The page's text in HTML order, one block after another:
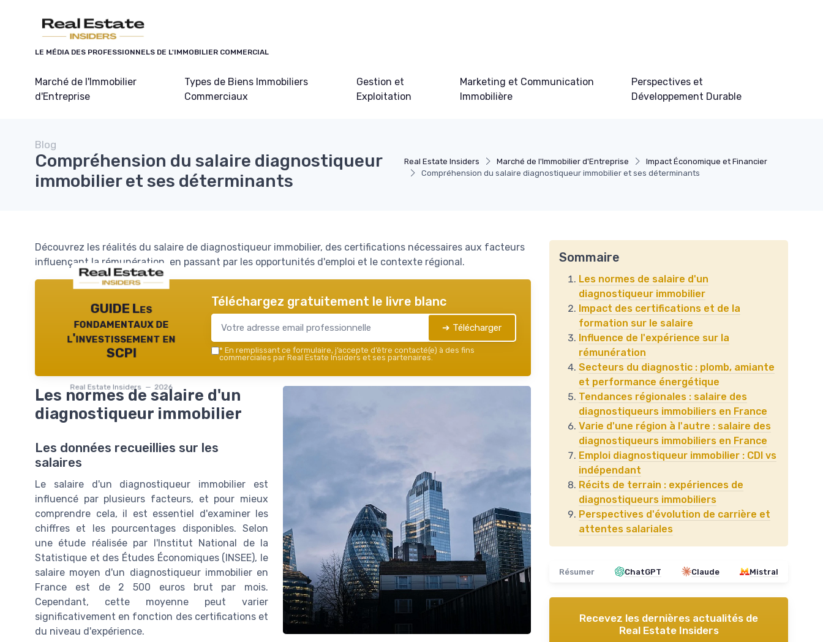
LE MÉDIA DES PROFESSIONNELS DE L'IMMOBILIER COMMERCIAL
Marché de l'Immobilier
d'Entreprise
Types de Biens Immobiliers
Commerciaux
Gestion et
Exploitation
Marketing et Communication
Immobilière
Perspectives et
Développement Durable
Real Estate Insiders Marché de l'Immobilier d'Entreprise
Impact Économique et Financier
Compréhension du salaire diagnostiqueur immobilier et ses déterminants
Blog
Compréhension du salaire diagnostiqueur
immobilier et ses déterminants
Découvrez les réalités du salaire de diagnostiqueur immobilier, des certifications nécessaires aux facteurs
influençant la rémunération, en passant par les opportunités d'emploi et le contexte régional.
GUIDE Les
fondamentaux de
l'investissement en
SCPI
Real Estate Insiders — 2026
Téléchargez gratuitement le livre blanc
➔ Télécharger
* En remplissant ce formulaire, j’accepte d’être contacté(e) à des fins
commerciales par Real Estate Insiders et ses partenaires.
Les normes de salaire d'un
diagnostiqueur immobilier
Les données recueillies sur les
salaires
Le salaire d'un diagnostiqueur immobilier est
influencé par plusieurs facteurs, et pour mieux
comprendre cela, il est essentiel d'examiner les
chiffres et les pourcentages disponibles. Selon
une étude réalisée par l'Institut National de la
Statistique et des Études Économiques (INSEE), le
salaire moyen d'un diagnostiqueur immobilier en
France est de 2 500 euros brut par mois.
Cependant, cette moyenne peut varier
significativement en fonction des certifications et
du niveau d'expérience.
Sommaire
Les normes de salaire d'un
diagnostiqueur immobilier
Impact des certifications et de la
formation sur le salaire
Influence de l'expérience sur la
rémunération
Secteurs du diagnostic : plomb, amiante
et performance énergétique
Tendances régionales : salaire des
diagnostiqueurs immobiliers en France
Varie d'une région à l'autre : salaire des
diagnostiqueurs immobiliers en France
Emploi diagnostiqueur immobilier : CDI vs
indépendant
Récits de terrain : expériences de
diagnostiqueurs immobiliers
Perspectives d'évolution de carrière et
attentes salariales
Résumer ChatGPT Claude Mistral
Recevez les dernières actualités de
Real Estate Insiders